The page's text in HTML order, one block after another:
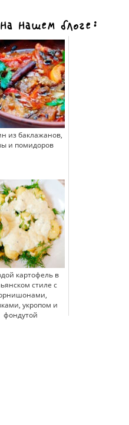
нашем блоге:
из баклажанов,
и помидоров
картофель в
стиле с
укропом и
фондутой